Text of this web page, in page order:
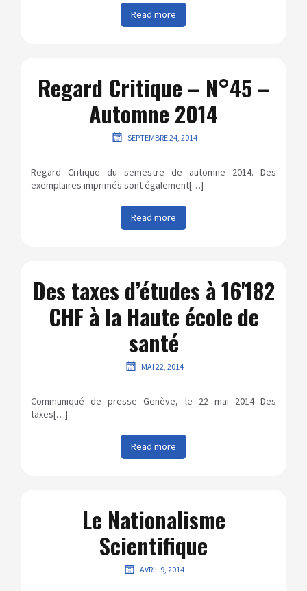
Read more
Regard Critique – N°45 –
Automne 2014
SEPTEMBRE 24, 2014
Regard Critique du semestre de automne 2014. Des
exemplaires imprimés sont également[…]
Read more
Des taxes d’études à 16'182
CHF à la Haute école de
santé
MAI 22, 2014
Communiqué de presse Genève, le 22 mai 2014 Des
taxes[…]
Read more
Le Nationalisme
Scientifique
AVRIL 9, 2014